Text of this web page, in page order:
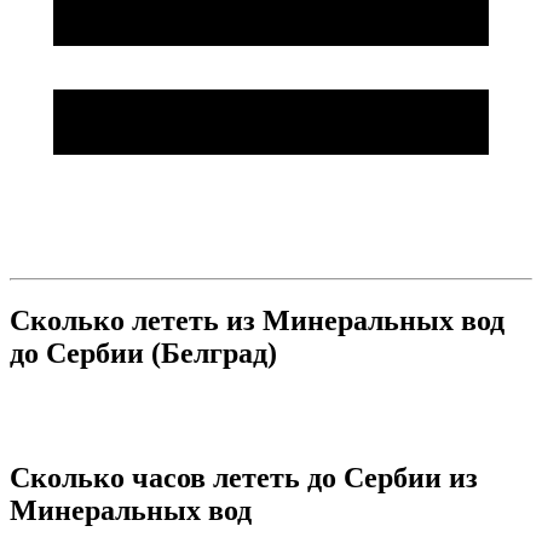
Сколько лететь из Минеральных вод
до Сербии (Белград)
Сколько часов лететь до Сербии из
Минеральных вод